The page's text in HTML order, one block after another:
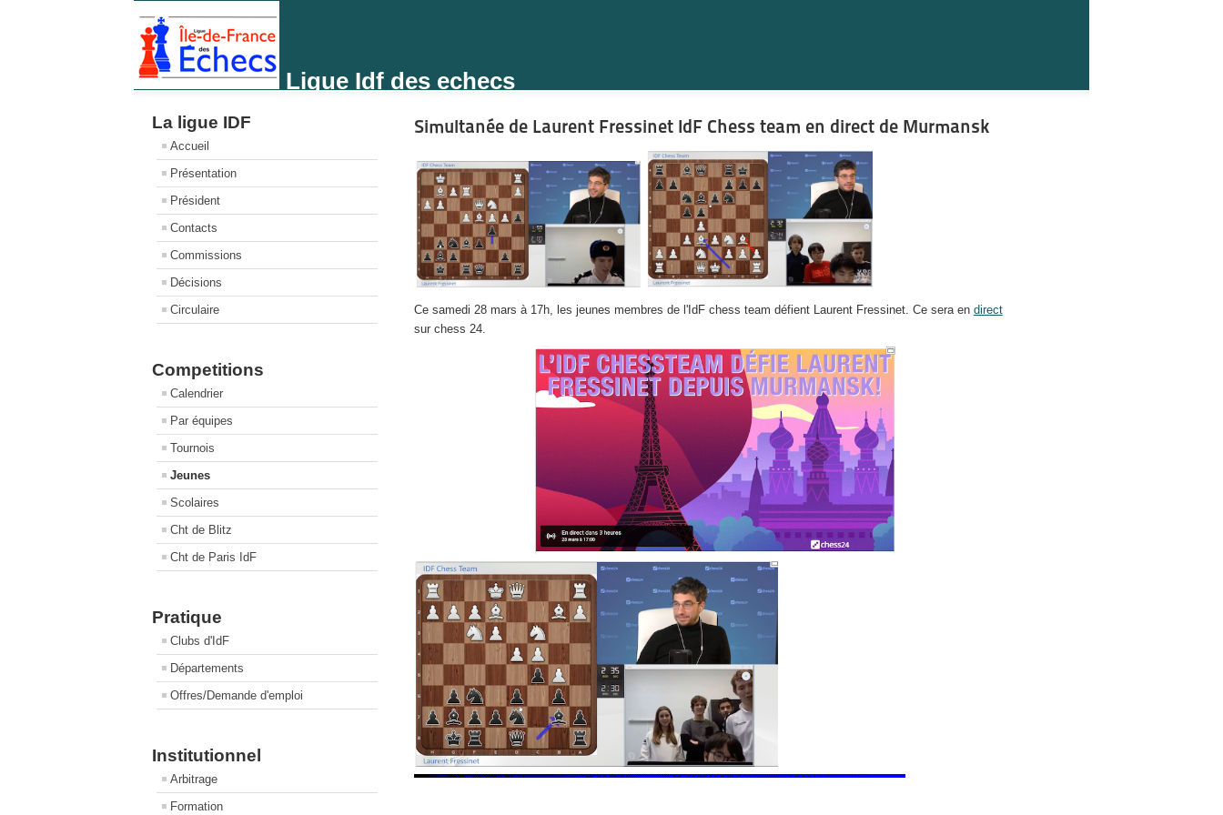
Ligue Idf des echecs
La ligue IDF
Accueil
Présentation
Président
Contacts
Commissions
Décisions
Circulaire
Competitions
Calendrier
Par équipes
Tournois
Jeunes
Scolaires
Cht de Blitz
Cht de Paris IdF
Pratique
Clubs d'IdF
Départements
Offres/Demande d'emploi
Institutionnel
Arbitrage
Formation
Simultanée de Laurent Fressinet IdF Chess team en direct de Murmansk
Ce samedi 28 mars à 17h, les jeunes membres de l'IdF chess team défient Laurent Fressinet. Ce sera en direct
sur chess 24.